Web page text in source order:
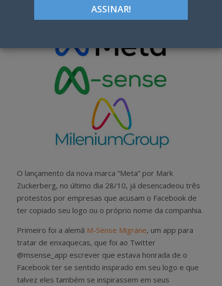
O lançamento da nova marca “Meta” por Mark
Zuckerberg, no último dia 28/10, já desencadeou três
protestos por empresas que acusam o Facebook de
ter copiado seu logo ou o próprio nome da companhia.
Primeiro foi a alemã M-Sense Migräne, um app para
tratar de enxaquecas, que foi ao Twitter
@msense_app escrever que estava honrada de o
Facebook ter se sentido inspirado em seu logo e que
talvez eles também se inspirassem em seus